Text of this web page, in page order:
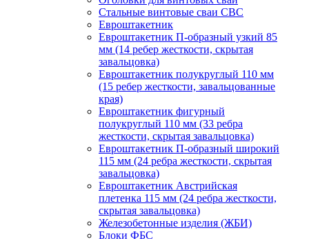
Стальные винтовые сваи СВС
Евроштакетник
Евроштакетник П-образный узкий 85
мм (14 ребер жесткости, скрытая
завальцовка)
Евроштакетник полукруглый 110 мм
(15 ребер жесткости, завальцованные
края)
Евроштакетник фигурный
полукруглый 110 мм (33 ребра
жесткости, скрытая завальцовка)
Евроштакетник П-образный широкий
115 мм (24 ребра жесткости, скрытая
завальцовка)
Евроштакетник Австрийская
плетенка 115 мм (24 ребра жесткости,
скрытая завальцовка)
Железобетонные изделия (ЖБИ)
Блоки ФБС